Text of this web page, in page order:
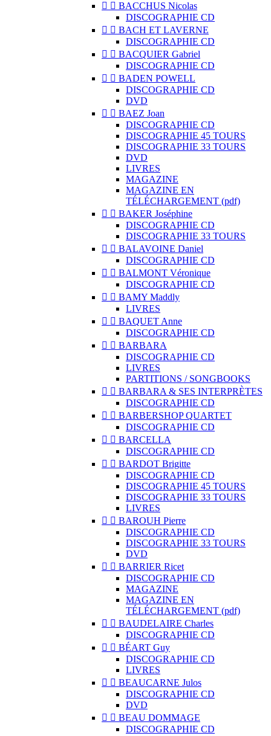
  BACCHUS Nicolas
DISCOGRAPHIE CD
  BACH ET LAVERNE
DISCOGRAPHIE CD
  BACQUIER Gabriel
DISCOGRAPHIE CD
  BADEN POWELL
DISCOGRAPHIE CD
DVD
  BAEZ Joan
DISCOGRAPHIE CD
DISCOGRAPHIE 45 TOURS
DISCOGRAPHIE 33 TOURS
DVD
LIVRES
MAGAZINE
MAGAZINE EN
TÉLÉCHARGEMENT (pdf)
  BAKER Joséphine
DISCOGRAPHIE CD
DISCOGRAPHIE 33 TOURS
  BALAVOINE Daniel
DISCOGRAPHIE CD
  BALMONT Véronique
DISCOGRAPHIE CD
  BAMY Maddly
LIVRES
  BAQUET Anne
DISCOGRAPHIE CD
  BARBARA
DISCOGRAPHIE CD
LIVRES
PARTITIONS / SONGBOOKS
  BARBARA & SES INTERPRÈTES
DISCOGRAPHIE CD
  BARBERSHOP QUARTET
DISCOGRAPHIE CD
  BARCELLA
DISCOGRAPHIE CD
  BARDOT Brigitte
DISCOGRAPHIE CD
DISCOGRAPHIE 45 TOURS
DISCOGRAPHIE 33 TOURS
LIVRES
  BAROUH Pierre
DISCOGRAPHIE CD
DISCOGRAPHIE 33 TOURS
DVD
  BARRIER Ricet
DISCOGRAPHIE CD
MAGAZINE
MAGAZINE EN
TÉLÉCHARGEMENT (pdf)
  BAUDELAIRE Charles
DISCOGRAPHIE CD
  BÉART Guy
DISCOGRAPHIE CD
LIVRES
  BEAUCARNE Julos
DISCOGRAPHIE CD
DVD
  BEAU DOMMAGE
DISCOGRAPHIE CD